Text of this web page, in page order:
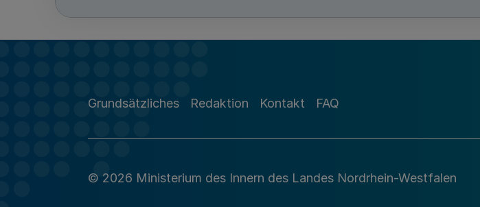
Richtlinie zur
Grundsätzliches Redaktion Kontakt FAQ
© 2026 Ministerium des Innern des Landes Nordrhein-Westfalen